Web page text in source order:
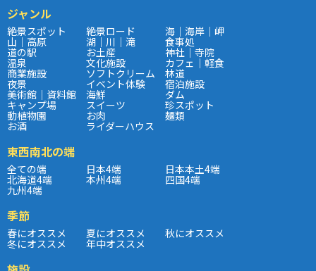
ジャンル
絶景スポット 絶景ロード 海｜海岸｜岬
山｜高原 湖｜川｜滝 食事処
道の駅 お土産 神社｜寺院
温泉 文化施設 カフェ｜軽食
商業施設 ソフトクリーム 林道
夜景 イベント体験 宿泊施設
美術館｜資料館 海鮮 ダム
キャンプ場 スイーツ 珍スポット
動植物園 お肉 麺類
お酒 ライダーハウス
東西南北の端
全ての端 日本4端 日本本土4端
北海道4端 本州4端 四国4端
九州4端
季節
春にオススメ 夏にオススメ 秋にオススメ
冬にオススメ 年中オススメ